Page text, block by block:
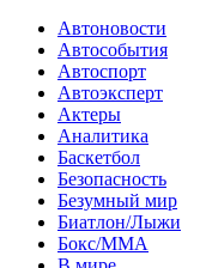
Автоновости
Автособытия
Автоспорт
Автоэксперт
Актеры
Аналитика
Баскетбол
Безопасность
Безумный мир
Биатлон/Лыжи
Бокс/MMA